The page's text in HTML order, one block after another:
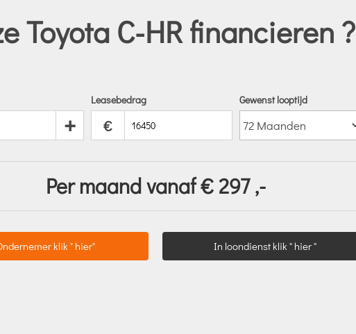
Toyota C-HR financieren ?
+
Leasebedrag
€
Gewenst looptijd
Per maand vanaf €297 ,-
klik " hier" In loondienst klik " hier "